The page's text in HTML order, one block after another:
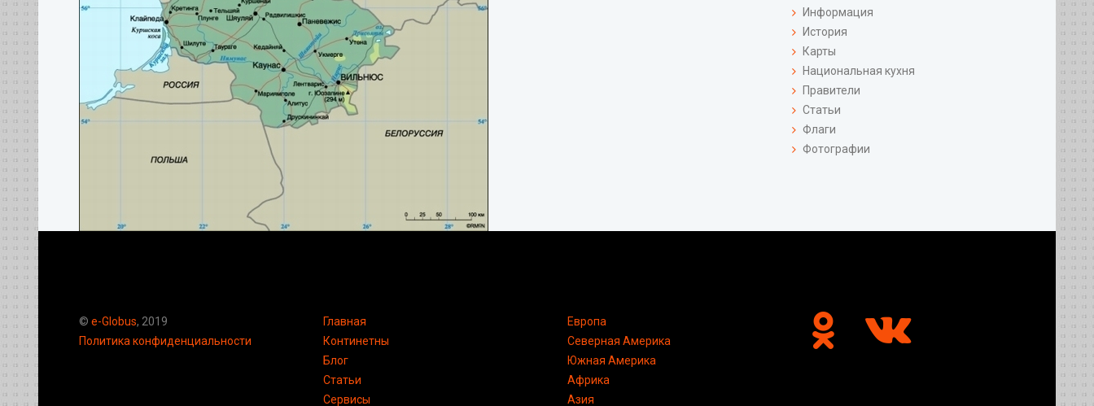
Информация
История
Карты
Национальная кухня
Правители
Статьи
Флаги
Фотографии
© e-Globus, 2019
Политика конфиденциальности
Главная
Континетны
Блог
Статьи
Сервисы
Европа
Северная Америка
Южная Америка
Африка
Азия